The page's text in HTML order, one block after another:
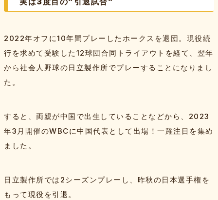
2022年オフに10年間プレーしたホークスを退団。現役続
行を求めて受験した12球団合同トライアウトを経て、翌年
から社会人野球の日立製作所でプレーすることになりまし
た。
すると、両親が中国で出生していることなどから、2023
年3月開催のWBCに中国代表として出場！一躍注目を集め
ました。
日立製作所では2シーズンプレーし、昨秋の日本選手権を
もって現役を引退。